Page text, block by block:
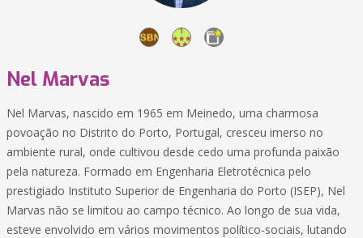
Nel Marvas
Nel Marvas, nascido em 1965 em Meinedo, uma charmosa
povoação no Distrito do Porto, Portugal, cresceu imerso no
ambiente rural, onde cultivou desde cedo uma profunda paixão
pela natureza. Formado em Engenharia Eletrotécnica pelo
prestigiado Instituto Superior de Engenharia do Porto (ISEP), Nel
Marvas não se limitou ao campo técnico. Ao longo de sua vida,
esteve envolvido em vários movimentos político-sociais, lutando